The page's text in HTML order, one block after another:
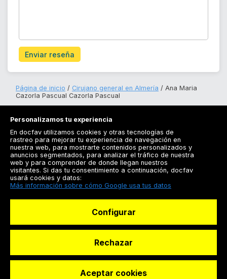
Enviar reseña
Página de inicio Cirujano general en Almería
Ana Maria
Cazorla Pascual Cazorla Pascual
Registrarse
Docfav
Personalizamos tu experiencia
En docfav utilizamos cookies y otras tecnologías de
rastreo para mejorar tu experiencia de navegación en
nuestra web, para mostrarte contenidos personalizados y
anuncios segmentados, para analizar el tráfico de nuestra
web y para comprender de donde llegan nuestros
visitantes. Si das tu consentimiento a continuación, docfav
usará cookies y datos:
Más información sobre cómo Google usa tus datos
Configurar
Rechazar
Aceptar cookies